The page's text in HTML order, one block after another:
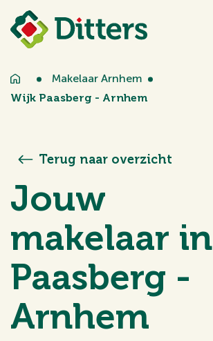
Makelaar Arnhem
Wijk Paasberg - Arnhem
Jouw
makelaar in
Paasberg -
Arnhem
Terug naar overzicht